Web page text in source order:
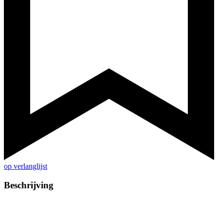
op verlanglijst
Beschrijving